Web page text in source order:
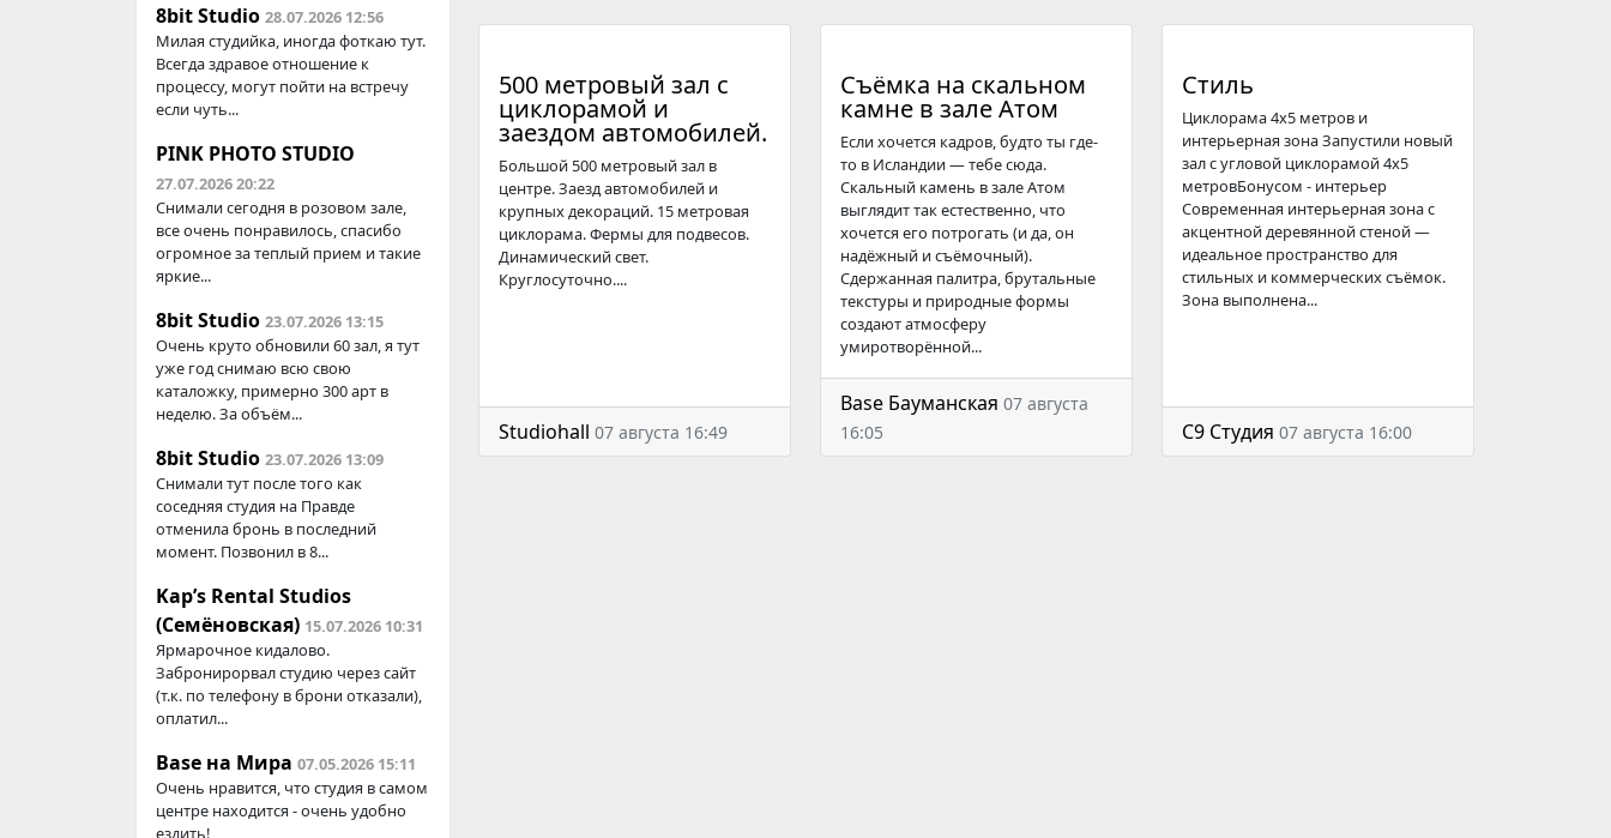
500 метровый зал с
циклорамой и
заездом автомобилей.
Большой 500 метровый зал в
центре. Заезд автомобилей и
крупных декораций. 15 метровая
циклорама. Фермы для подвесов.
Динамический свет.
Круглосуточно....
Studiohall 07 августа 16:49
Съёмка на скальном
камне в зале Атом
Если хочется кадров, будто ты где-
то в Исландии — тебе сюда.
Скальный камень в зале Атом
выглядит так естественно, что
хочется его потрогать (и да, он
надёжный и съёмочный).
Сдержанная палитра, брутальные
текстуры и природные формы
создают атмосферу
умиротворённой...
Base Бауманская 07 августа
16:05
Стиль
Циклорама 4х5 метров и
интерьерная зона Запустили новый
зал с угловой циклорамой 4х5
метровБонусом - интерьер
Современная интерьерная зона с
акцентной деревянной стеной —
идеальное пространство для
стильных и коммерческих съёмок.
Зона выполнена...
С9 Студия 07 августа 16:00
8bit Studio 28.07.2026 12:56
Милая студийка, иногда фоткаю тут.
Всегда здравое отношение к
процессу, могут пойти на встречу
если чуть...
PINK PHOTO STUDIO
27.07.2026 20:22
Снимали сегодня в розовом зале,
все очень понравилось, спасибо
огромное за теплый прием и такие
яркие...
8bit Studio 23.07.2026 13:15
Очень круто обновили 60 зал, я тут
уже год снимаю всю свою
каталожку, примерно 300 арт в
неделю. За объём...
8bit Studio 23.07.2026 13:09
Снимали тут после того как
соседняя студия на Правде
отменила бронь в последний
момент. Позвонил в 8...
Kap’s Rental Studios
(Семёновская) 15.07.2026 10:31
Ярмарочное кидалово.
Забронирорвал студию через сайт
(т.к. по телефону в брони отказали),
оплатил...
Base на Мира 07.05.2026 15:11
Очень нравится, что студия в самом
центре находится - очень удобно
ездить!